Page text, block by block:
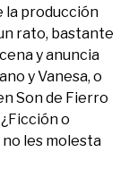
la producción
rato, bastante
y anuncia
y Vanesa, o
Son de Fierro
o
no les molesta